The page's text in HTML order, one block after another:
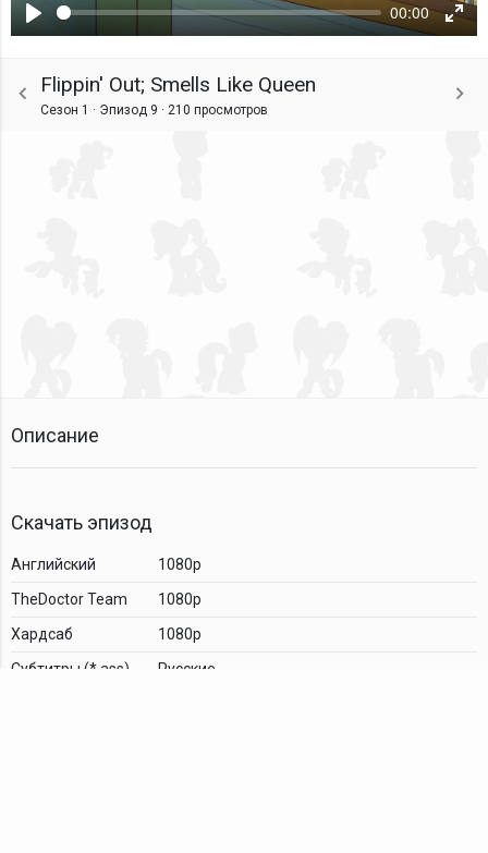
Воспроизвести
00:00
Flippin' Out; Smells Like Queen
Сезон 1 · Эпизод 9 · 210 просмотров
Описание
Скачать эпизод
Английский
1080p
TheDoctor Team
1080p
Хардсаб
1080p
Cубтитры (*.ass)
Русские